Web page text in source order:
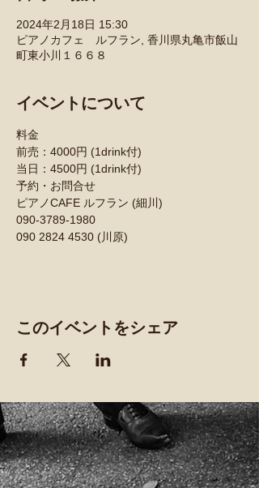
2024年2月18日 15:30
ピアノカフェ ルフラン, 香川県丸亀市飯山
町東小川１６６８
イベントについて
料金
前売：4000円 (1drink付)
当日：4500円 (1drink付)
予約・お問合せ
ピアノCAFE ルフラン (細川)
090-3789-1980
090 2824 4530 (川原)
このイベントをシェア